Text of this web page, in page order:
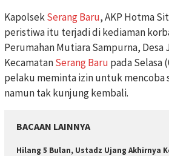
KapolsekSerang Baru, AKP Hotma
peristiwa itu terjadi di kediaman
Perumahan Mutiara Sampurna, Desa
KecamatanSerang Baru pada Selasa
pelaku meminta izin untuk mencoba
namun tak kunjung kembali.
BACAAN LAINNYA
Hilang 5 Bulan, Ustadz Ujang Akhirnya